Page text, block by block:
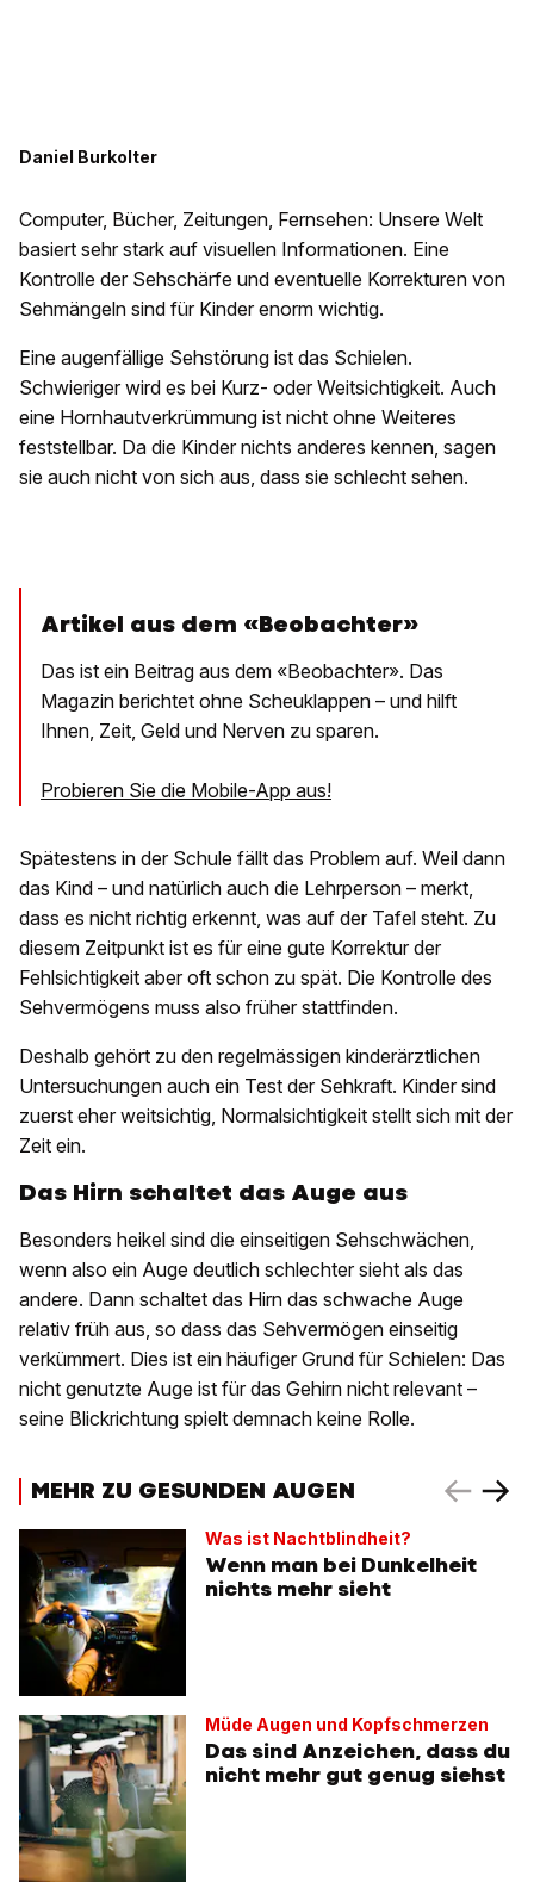
Daniel Burkolter
Computer, Bücher, Zeitungen, Fernsehen: Unsere Welt
basiert sehr stark auf visuellen Informationen. Eine
Kontrolle der Sehschärfe und eventuelle Korrekturen von
Sehmängeln sind für Kinder enorm wichtig.
Eine augenfällige Sehstörung ist das Schielen.
Schwieriger wird es bei Kurz- oder Weitsichtigkeit. Auch
eine Hornhautverkrümmung ist nicht ohne Weiteres
feststellbar. Da die Kinder nichts anderes kennen, sagen
sie auch nicht von sich aus, dass sie schlecht sehen.
Artikel aus dem «Beobachter»
Das ist ein Beitrag aus dem «Beobachter». Das
Magazin berichtet ohne Scheuklappen – und hilft
Ihnen, Zeit, Geld und Nerven zu sparen.
Probieren Sie die Mobile-App aus!
Spätestens in der Schule fällt das Problem auf. Weil dann
das Kind – und natürlich auch die Lehrperson – merkt,
dass es nicht richtig erkennt, was auf der Tafel steht. Zu
diesem Zeitpunkt ist es für eine gute Korrektur der
Fehlsichtigkeit aber oft schon zu spät. Die Kontrolle des
Sehvermögens muss also früher stattfinden.
Deshalb gehört zu den regelmässigen kinderärztlichen
Untersuchungen auch ein Test der Sehkraft. Kinder sind
zuerst eher weitsichtig, Normalsichtigkeit stellt sich mit der
Zeit ein.
Das Hirn schaltet das Auge aus
Besonders heikel sind die einseitigen Sehschwächen,
wenn also ein Auge deutlich schlechter sieht als das
andere. Dann schaltet das Hirn das schwache Auge
relativ früh aus, so dass das Sehvermögen einseitig
verkümmert. Dies ist ein häufiger Grund für Schielen: Das
nicht genutzte Auge ist für das Gehirn nicht relevant –
seine Blickrichtung spielt demnach keine Rolle.
MEHR ZU GESUNDEN AUGEN
Was ist Nachtblindheit?
Wenn man bei Dunkelheit
nichts mehr sieht
Müde Augen und Kopfschmerzen
Das sind Anzeichen, dass du
nicht mehr gut genug siehst